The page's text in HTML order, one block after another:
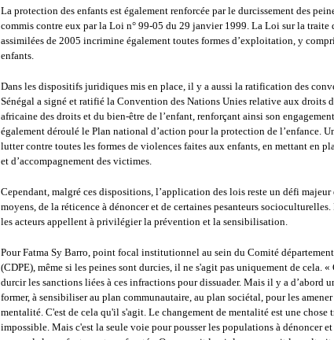
La protection des enfants est également renforcée par le durcissement des
commis contre eux par la Loi n° 99-05 du 29 janvier 1999. La Loi sur la traite
assimilées de 2005 incrimine également toutes formes d’exploitation, y
enfants.
Dans les dispositifs juridiques mis en place, il y a aussi la ratification des
Sénégal a signé et ratifié la Convention des Nations Unies relative aux droits
africaine des droits et du bien-être de l’enfant, renforçant ainsi son
également déroulé le Plan national d’action pour la protection de l’enfance.
lutter contre toutes les formes de violences faites aux enfants, en mettant en
et d’accompagnement des victimes.
Cependant, malgré ces dispositions, l’application des lois reste un défi majeur
moyens, de la réticence à dénoncer et de certaines pesanteurs
les acteurs appellent à privilégier la prévention et la sensibilisation.
Pour Fatma Sy Barro, point focal institutionnel au sein du Comité
(CDPE), même si les peines sont durcies, il ne s'agit pas uniquement de cela.
durcir les sanctions liées à ces infractions pour dissuader. Mais il y a d’abord
former, à sensibiliser au plan communautaire, au plan sociétal, pour les
mentalité. C'est de cela qu'il s'agit. Le changement de mentalité est une chose
impossible. Mais c'est la seule voie pour pousser les populations à dénoncer